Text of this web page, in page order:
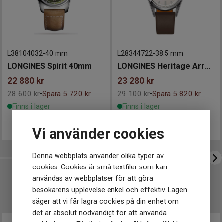
Vi använder cookies
Denna webbplats använder olika typer av
cookies. Cookies är små textfiler som kan
användas av webbplatser för att göra
besökarens upplevelse enkel och effektiv. Lagen
säger att vi får lagra cookies på din enhet om
det är absolut nödvändigt för att använda
Urverk
Urverk
Kaliber urverk
Noggrannhet
Storlek
Tjocklek
12 mm
Bredd på armband
Egenskaper
Vattentät
Ja
Funktioner
Datum Ja
Klockmaster Malmö, Mobilia Urhandel
Klockmaster Stockholm, Fältöversten
Klockmaster Sundsvall
L38104032-40 mm
LONGINES Spirit 40mm
22 880 kr
28 600 kr-Spara 5 720 kr
Finns i lager
L28344722-38.5 mm
LONGINES Heritage Arrow 38mm
23 280 kr
29 100 kr-Spara 5 820 kr
Finns i lager
UTVALT FÖR DIG